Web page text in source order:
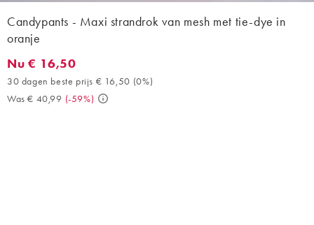
Candypants - Maxi strandrok van mesh met tie-dye in
oranje
Nu € 16,50. 30 dagen beste prijs € 16,50 (0%). Was € 40,99. (-
Nu € 16,50
30 dagen beste prijs € 16,50 (0%)
Was € 40,99 (-59%)